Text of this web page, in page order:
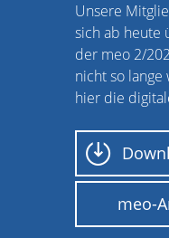
Unsere
sich ab heute
der meo 2/
nicht so lange
hier die
meo-